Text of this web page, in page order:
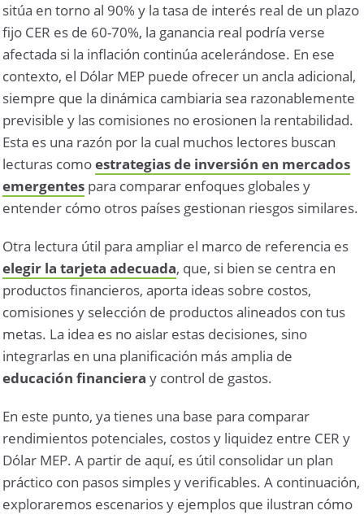
sitúa en torno al 90% y la tasa de interés real de un plazo
fijo CER es de 60-70%, la ganancia real podría verse
afectada si la inflación continúa acelerándose. En ese
contexto, el Dólar MEP puede ofrecer un ancla adicional,
siempre que la dinámica cambiaria sea razonablemente
previsible y las comisiones no erosionen la rentabilidad.
Esta es una razón por la cual muchos lectores buscan
lecturas comoestrategias de inversión en mercados
emergentes para comparar enfoques globales y
entender cómo otros países gestionan riesgos similares.
Otra lectura útil para ampliar el marco de referencia es
elegir la tarjeta adecuada, que, si bien se centra en
productos financieros, aporta ideas sobre costos,
comisiones y selección de productos alineados con tus
metas. La idea es no aislar estas decisiones, sino
integrarlas en una planificación más amplia de
educación financiera y control de gastos.
En este punto, ya tienes una base para comparar
rendimientos potenciales, costos y liquidez entre CER y
Dólar MEP. A partir de aquí, es útil consolidar un plan
práctico con pasos simples y verificables. A continuación,
exploraremos escenarios y ejemplos que ilustran cómo